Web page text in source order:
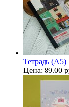
Тетрадь (A5)
Цена: 89.00